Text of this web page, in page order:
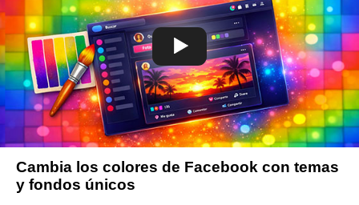
Cambia los colores de Facebook con temas
y fondos únicos